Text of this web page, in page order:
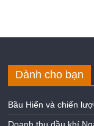
Dành cho bạn
Bầu Hiển và chiến
Doanh thu dầu khí